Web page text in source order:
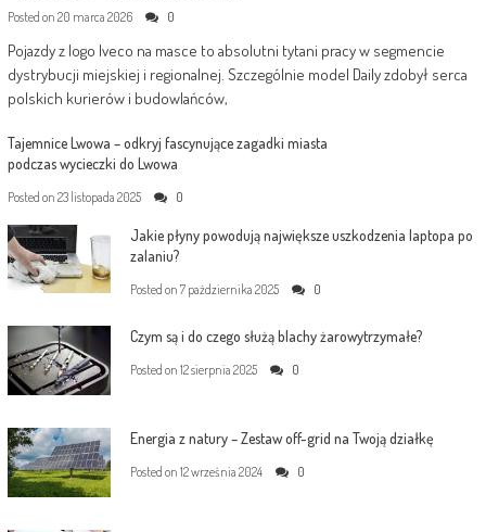
Posted on 20 marca 2026 0
Pojazdy z logo Iveco na masce to absolutni tytani pracy w segmencie
dystrybucji miejskiej i regionalnej. Szczególnie model Daily zdobył serca
polskich kurierów i budowlańców,
Tajemnice Lwowa – odkryj fascynujące zagadki miasta
podczas wycieczki do Lwowa
Posted on 23 listopada 2025 0
Jakie płyny powodują największe uszkodzenia laptopa po
zalaniu?
Posted on 7 października 2025 0
Czym są i do czego służą blachy żarowytrzymałe?
Posted on 12 sierpnia 2025 0
Energia z natury – Zestaw off-grid na Twoją działkę
Posted on 12 września 2024 0